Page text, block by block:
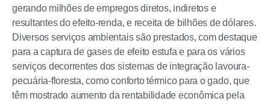
gerando milhões de empregos diretos, indiretos e
resultantes do efeito-renda, e receita de bilhões de dólares.
Diversos serviços ambientais são prestados, com destaque
para a captura de gases de efeito estufa e para os vários
serviços decorrentes dos sistemas de integração lavoura-
pecuária-floresta, como conforto térmico para o gado, que
têm mostrado aumento da rentabilidade econômica pela